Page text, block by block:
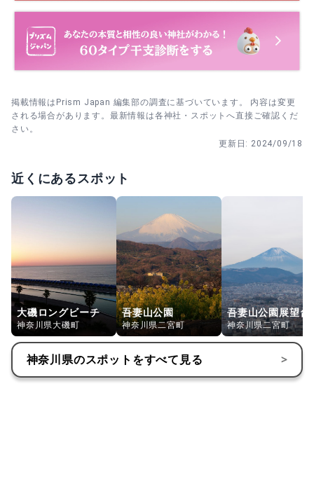
掲載情報はPrism Japan 編集部の調査に基づいています。 内容は変更
される場合があります。最新情報は各神社・スポットへ直接ご確認くだ
さい。
更新日: 2024/09/18
近くにあるスポット
大磯ロングビーチ
神奈川県大磯町
吾妻山公園
神奈川県二宮町
吾妻山公園展望台
神奈川県二宮町
神奈川県のスポットをすべて見る >